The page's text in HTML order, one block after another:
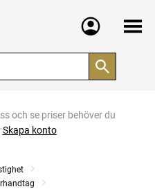
Meny
och se priser behöver du
Skapa konto